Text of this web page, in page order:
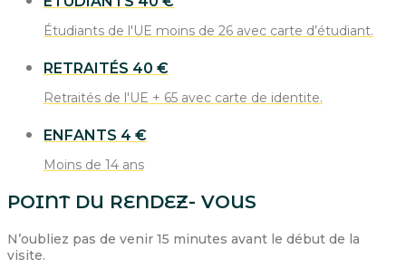
Étudiants de l'UE moins de 26 avec carte d’étudiant.
RETRAITÉS 40 €
Retraités de l'UE + 65 avec carte de identite.
ENFANTS 4 €
Moins de 14 ans
POINT DU RENDEZ- VOUS
N’oubliez pas de venir 15 minutes avant le début de la
visite.